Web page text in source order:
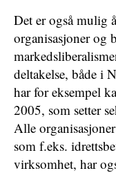
Det er også mulig
organisasjoner og
deltakelse, både i
har for eksempel
2005, som setter
Alle
som f.eks.
virksomhet, har